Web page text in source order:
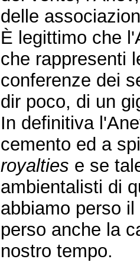
delle
È legittimo che
che rappresenti
conferenze dei
dir poco, di un
In definitiva
cemento ed a
royalties e se
ambientalisti di
abbiamo perso
perso anche la
nostro tempo.